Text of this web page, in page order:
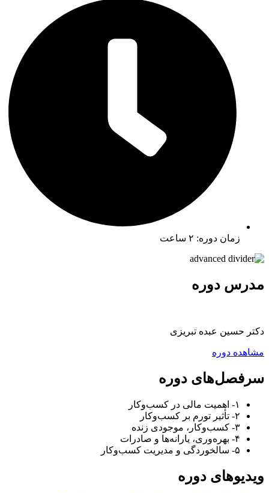
زمان دوره: ۲ ساعت
مدرس دوره
دکتر حسین عبده تبریزی
مشاهده دوره
سرفصل‌های دوره
۱- اهمیت مالی در کسب‌وکار
۲- تأثیر تورم بر کسب‌وکار
۳- کسب‌وکار، موجودی زنده
۴- بهره‌وری، یارانه‌ها و صادرات
۵- سالخوردگی و مدیریت کسب‌وکار
ویدیوهای دوره